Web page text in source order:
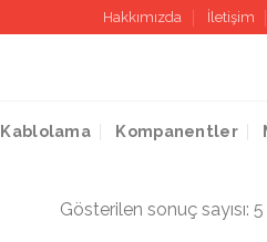
Hakkımızda İletişim
Kablolama Kompanentler
Gösterilen sonuç sayısı: 5